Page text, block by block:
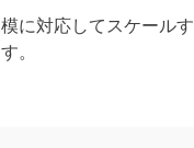
に対応してスケールす
。